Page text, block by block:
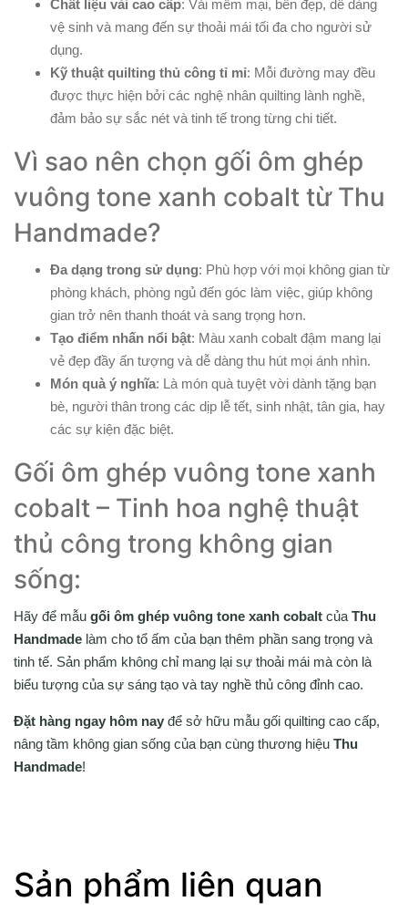
Chất liệu vải cao cấp: Vải mềm mại, bền đẹp, dễ dàng
vệ sinh và mang đến sự thoải mái tối đa cho người sử
dụng.
Kỹ thuật quilting thủ công tỉ mỉ: Mỗi đường may đều
được thực hiện bởi các nghệ nhân quilting lành nghề,
đảm bảo sự sắc nét và tinh tế trong từng chi tiết.
Vì sao nên chọn gối ôm ghép
vuông tone xanh cobalt từ Thu
Handmade?
Đa dạng trong sử dụng: Phù hợp với mọi không gian từ
phòng khách, phòng ngủ đến góc làm việc, giúp không
gian trở nên thanh thoát và sang trọng hơn.
Tạo điểm nhấn nổi bật: Màu xanh cobalt đậm mang lại
vẻ đẹp đầy ấn tượng và dễ dàng thu hút mọi ánh nhìn.
Món quà ý nghĩa: Là món quà tuyệt vời dành tặng bạn
bè, người thân trong các dịp lễ tết, sinh nhật, tân gia, hay
các sự kiện đặc biệt.
Gối ôm ghép vuông tone xanh
cobalt – Tinh hoa nghệ thuật
thủ công trong không gian
sống:
Hãy để mẫu gối ôm ghép vuông tone xanh cobalt của Thu
Handmade làm cho tổ ấm của bạn thêm phần sang trọng và
tinh tế. Sản phẩm không chỉ mang lại sự thoải mái mà còn là
biểu tượng của sự sáng tạo và tay nghề thủ công đỉnh cao.
Đặt hàng ngay hôm nay để sở hữu mẫu gối quilting cao cấp,
nâng tầm không gian sống của bạn cùng thương hiệu Thu
Handmade!
Sản phẩm liên quan